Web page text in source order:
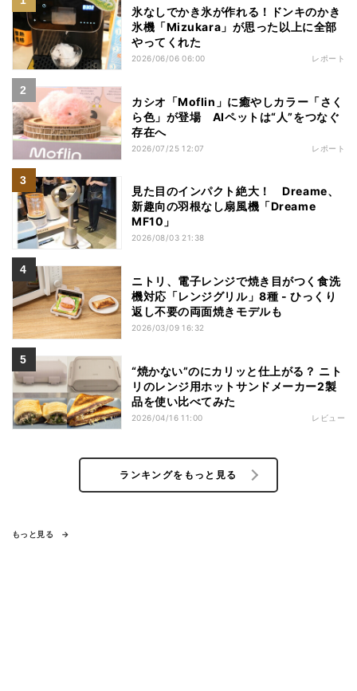
氷なしでかき氷が作れる！ドンキのかき
氷機「Mizukara」が思った以上に全部
やってくれた
2026/06/06 06:00 レポート
カシオ「Moflin」に癒やしカラー「さく
ら色」が登場 AIペットは“人”をつなぐ
存在へ
2026/07/25 12:07 レポート
見た目のインパクト絶大！ Dreame、
新趣向の羽根なし扇風機「Dreame
MF10」
2026/08/03 21:38
ニトリ、電子レンジで焼き目がつく食洗
機対応「レンジグリル」8種 - ひっくり
返し不要の両面焼きモデルも
2026/03/09 16:32
“焼かない”のにカリッと仕上がる？ ニト
リのレンジ用ホットサンドメーカー2製
品を使い比べてみた
2026/04/16 11:00 レビュー
ランキングをもっと見る
もっと見る